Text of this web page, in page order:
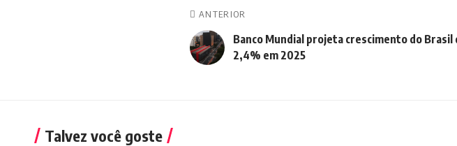
ANTERIOR
Banco Mundial projeta crescimento do Brasil
2,4% em 2025
Talvez você goste